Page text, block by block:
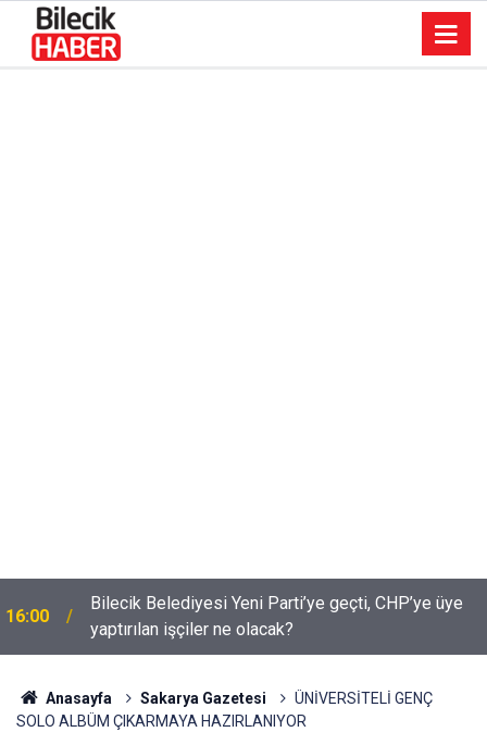
16:00
Bilecik Belediyesi Yeni Parti’ye geçti, CHP’ye üye
yaptırılan işçiler ne olacak?
Anasayfa Sakarya Gazetesi
ÜNİVERSİTELİ GENÇ
SOLO ALBÜM ÇIKARMAYA HAZIRLANIYOR